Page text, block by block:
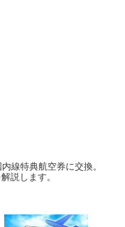
線特典航空券に交換。
説します。